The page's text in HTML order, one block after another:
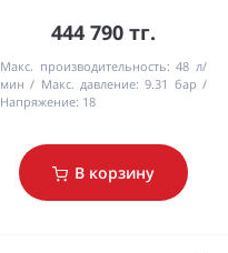
444 790 тг.
Макс. производительность: 48 л/
мин
Макс. давление: 9.31 бар
Напряжение: 18
В корзину